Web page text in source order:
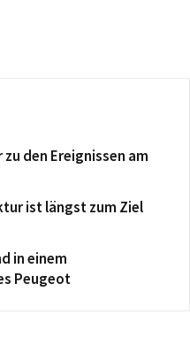
den Ereignissen am
ist längst zum Ziel
in einem
Peugeot